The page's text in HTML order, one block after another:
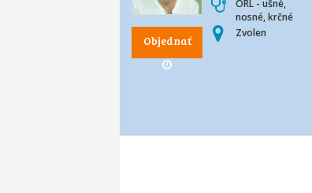
Objednať
ORL - ušné,
nosné, krčné
Zvolen